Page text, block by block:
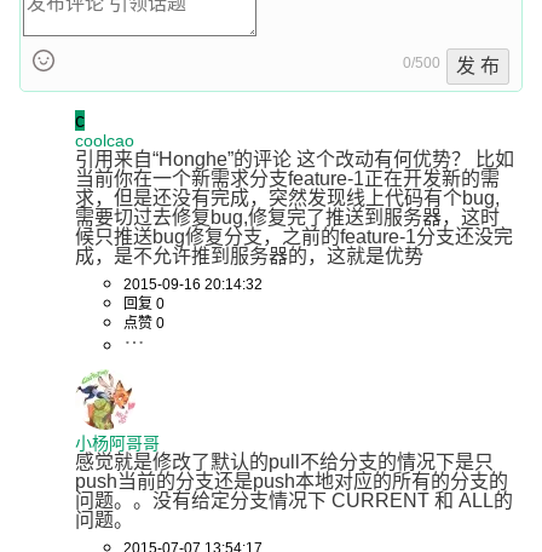
0/500 发 布
c
coolcao
引用来自“Honghe”的评论 这个改动有何优势？ 比如
当前你在一个新需求分支feature-1正在开发新的需
求，但是还没有完成，突然发现线上代码有个bug,
需要切过去修复bug,修复完了推送到服务器，这时
候只推送bug修复分支，之前的feature-1分支还没完
成，是不允许推到服务器的，这就是优势
2015-09-16 20:14:32
回复 0
点赞 0
小杨阿哥哥
感觉就是修改了默认的pull不给分支的情况下是只
push当前的分支还是push本地对应的所有的分支的
问题。。没有给定分支情况下 CURRENT 和 ALL的
问题。
2015-07-07 13:54:17